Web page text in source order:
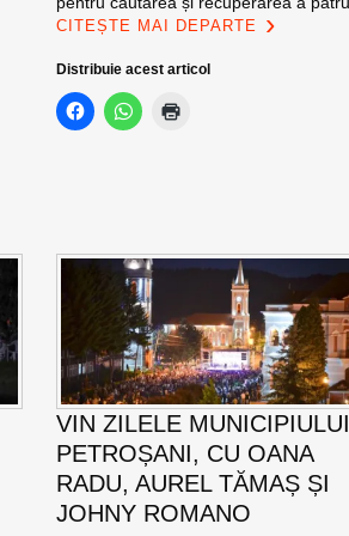
CITEȘTE MAI DEPARTE
Distribuie acest articol
VIN ZILELE MUNICIPIULUI
PETROȘANI, CU OANA
RADU, AUREL TĂMAȘ ȘI
JOHNY ROMANO